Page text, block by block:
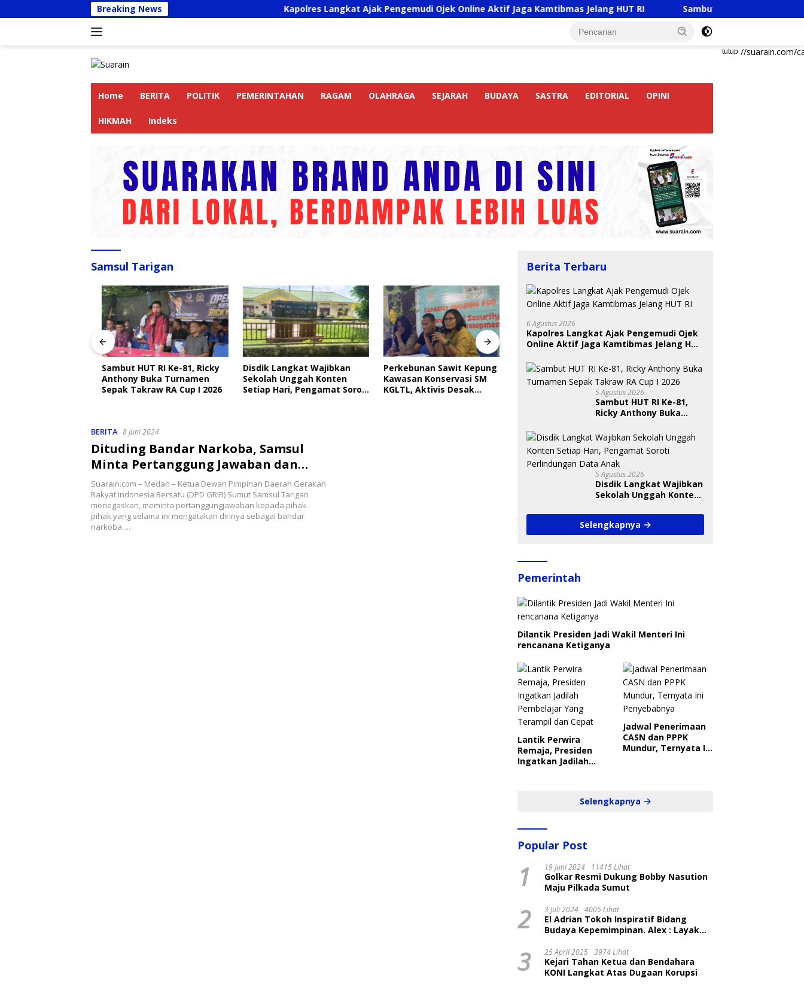
ke
Breaking News Kapolres Langkat Ajak Pengemudi Ojek Online Aktif Jaga Kamtibmas Jelang HUT RI Sambut HUT RI Ke-81, Ricky Anthony
tutup
https://suarain.com/
Home BERITA POLITIK PEMERINTAHAN RAGAM OLAHRAGA SEJARAH BUDAYA SASTRA EDITORIAL OPINI
HIKMAH Indeks
Samsul Tarigan
Sambut HUT RI Ke-81, Ricky
Anthony Buka Turnamen
Sepak Takraw RA Cup I 2026
Disdik Langkat Wajibkan
Sekolah Unggah Konten
Setiap Hari, Pengamat Soroti
Perkebunan Sawit Kepung
Kawasan Konservasi SM
KGLTL, Aktivis Desak
Indri Nugraheni: Festival
Sayang Anak Harus Jadi
Gerakan Berkelanjutan
Perlindungan Anak
BKSDA Segera Evaluasi
Perkebunan Sawit di
Langkat
BERITA 8 Juni 2024
Dituding Bandar Narkoba, Samsul
Minta Pertanggung Jawaban dan
Akan Melawan
Suarain.com – Medan – Ketua Dewan Pimpinan Daerah Gerakan
Rakyat Indonesia Bersatu (DPD GRIB) Sumut Samsul Tarigan
menegaskan, meminta pertanggungjawaban kepada pihak-
pihak yang selama ini mengatakan dirinya sebagai bandar
narkoba….
Berita Terbaru
6 Agustus 2026
Kapolres Langkat Ajak Pengemudi Ojek
Online Aktif Jaga Kamtibmas Jelang HUT
5 Agustus 2026
Sambut HUT RI Ke-81,
Ricky Anthony Buka
Takraw RA Cup I 2026
5 Agustus 2026
Disdik Langkat Wajibkan
Sekolah Unggah Konten
Soroti Perlindungan
Data Anak
Selengkapnya
Pemerintah
Dilantik Presiden Jadi Wakil Menteri Ini
rencanana Ketiganya
Lantik Perwira
Remaja, Presiden
Ingatkan Jadilah
Jadwal Penerimaan
CASN dan PPPK
Mundur, Ternyata Ini
Selengkapnya
Popular Post
1 19 Juni 2024 11415 Lihat
Golkar Resmi Dukung Bobby Nasution
Maju Pilkada Sumut
2 3 Juli 2024 4005 Lihat
El Adrian Tokoh Inspiratif Bidang
Budaya Kepemimpinan. Alex : Layak
3 25 April 2025 3974 Lihat
Kejari Tahan Ketua dan Bendahara
KONI Langkat Atas Dugaan Korupsi